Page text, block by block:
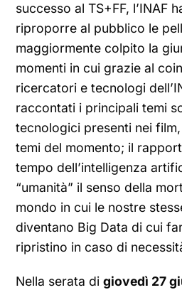
successo al TS+FF, l’INAF
riproporre al pubblico le
maggiormente colpito la
momenti in cui grazie al
ricercatori e tecnologi
raccontati i principali temi
tecnologici presenti nei
temi del momento; il
tempo dell’intelligenza
“umanità” il senso della
mondo in cui le nostre
diventano Big Data di cui
ripristino in caso di
Nella serata digiovedì 27